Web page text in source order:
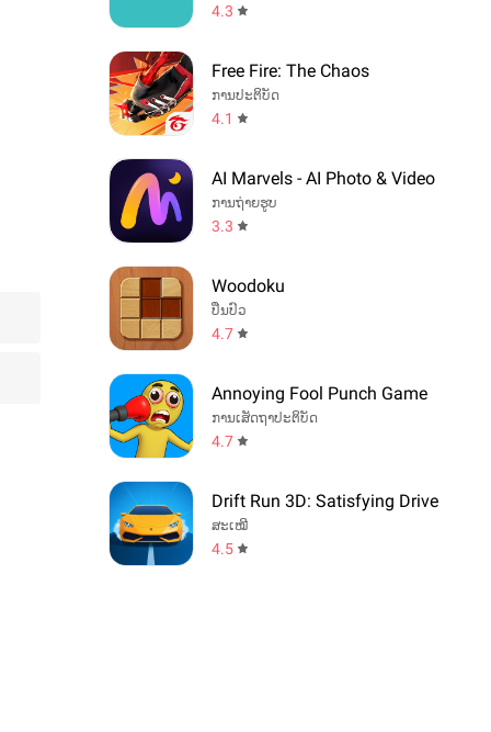
4.3
Free Fire: The Chaos
ການປະຕິບັດ
4.1
AI Marvels - AI Photo & Video
ການຖ່າຍຮູບ
3.3
Woodoku
ປິ່ນປົວ
4.7
Annoying Fool Punch Game
ການເສັດຖາປະຕິບັດ
4.7
Drift Run 3D: Satisfying Drive
ສະເໝີ
4.5